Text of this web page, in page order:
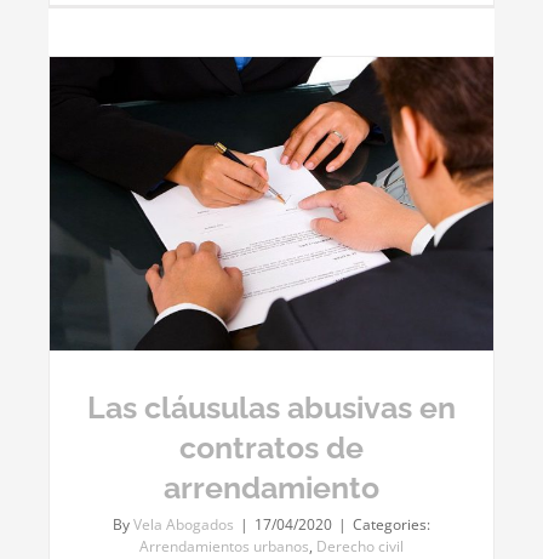
Las cláusulas abusivas en
contratos de
arrendamiento
ByVela Abogados | 17/04/2020 | Categories:
Arrendamientos urbanos, Derecho civil